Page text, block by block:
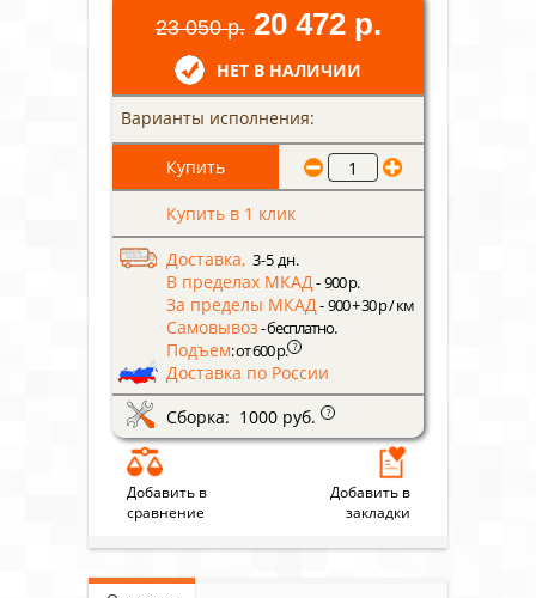
23 050 р. 20 472 р.
НЕТ В НАЛИЧИИ
Варианты исполнения:
Купить в 1 клик
Доставка, 3-5 дн.
В пределах МКАД- 900 р.
За пределы МКАД- 900 + 30 р / км
Самовывоз- бесплатно.
Подъем: от 600 р. ?
Доставка по России
Сборка: 1000 руб.
?
Добавить в
сравнение
Добавить в
закладки